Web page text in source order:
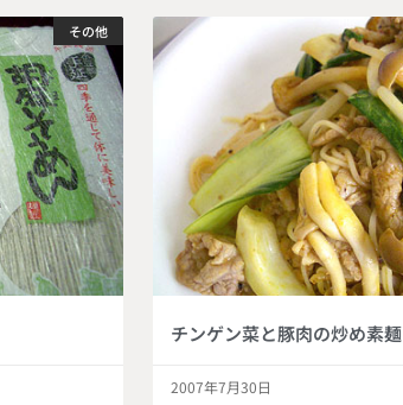
その他
チンゲン菜と豚肉の炒め素麺
2007年7月30日